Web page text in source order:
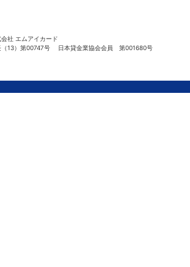
社 エムアイカード
（13）第00747号 日本貸金業協会会員 第001680号